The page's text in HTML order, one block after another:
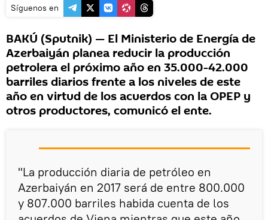
Síguenos en
BAKÚ (Sputnik) — El Ministerio de Energía de
Azerbaiyán planea reducir la producción
petrolera el próximo año en 35.000-42.000
barriles diarios frente a los niveles de este
año en virtud de los acuerdos con la OPEP y
otros productores, comunicó el ente.
"La producción diaria de petróleo en
Azerbaiyán en 2017 será de entre 800.000
y 807.000 barriles habida cuenta de los